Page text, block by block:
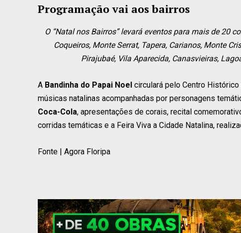
Programação vai aos bairros
O “Natal nos Bairros” levará eventos para mais de 20
Coqueiros, Monte Serrat, Tapera, Carianos, Monte
Pirajubaé, Vila Aparecida, Canasvieiras,
A Bandinha do Papai Noel circulará pelo Centro
músicas natalinas acompanhadas por personagens
Coca-Cola, apresentações de corais, recital
corridas temáticas e a Feira Viva a Cidade Natalina,
Fonte | Agora Floripa